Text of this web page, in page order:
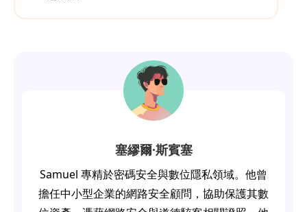
塞繆爾·斯賓塞
Samuel 專精於密碼安全與數位隱私領域。他曾
擔任中小型企業的網路安全顧問，協助保護其數